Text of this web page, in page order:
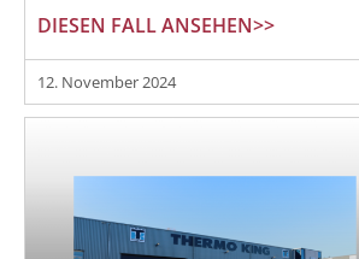
DIESEN FALL ANSEHEN>>
12. November 2024